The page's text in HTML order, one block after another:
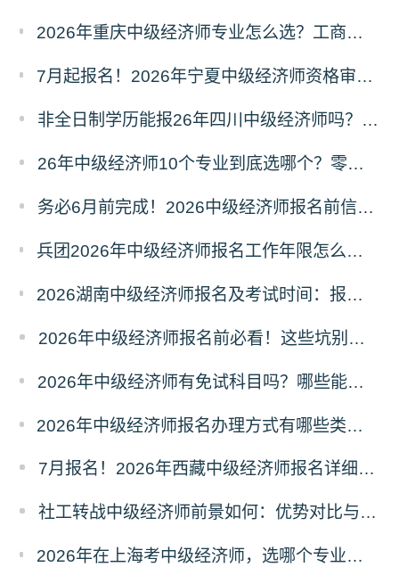
2026年重庆中级经济师专业怎么选？工商人力金融财税等10大方向对比解析
7月起报名！2026年宁夏中级经济师资格审核严格吗？告知承诺制怎么选？
非全日制学历能报26年四川中级经济师吗？工作年限怎么算？
26年中级经济师10个专业到底选哪个？零基础也能直接抄作业！
务必6月前完成！2026中级经济师报名前信息完善详细操作指南
兵团2026年中级经济师报名工作年限怎么算？非全日制学历如何累计?
2026湖南中级经济师报名及考试时间：报名费每人每科91元，11月7-8日机考
2026年中级经济师报名前必看！这些坑别踩！
2026年中级经济师有免试科目吗？哪些能免试？成绩如何滚动？
2026年中级经济师报名办理方式有哪些类型？如何选择才不踩坑？
7月报名！2026年西藏中级经济师报名详细流程
社工转战中级经济师前景如何：优势对比与选择建议
2026年在上海考中级经济师，选哪个专业最吃香？（附产业匹配度指南）